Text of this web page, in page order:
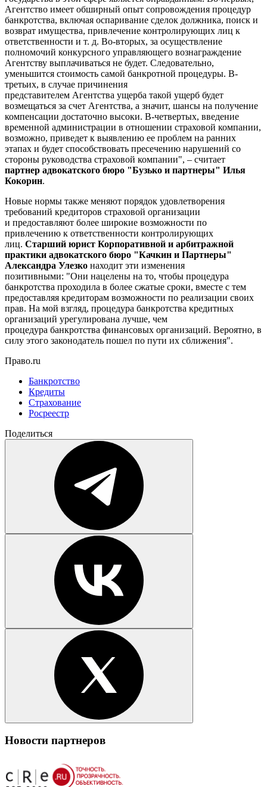
Агентство имеет обширный опыт сопровождения процедур
банкротства, включая оспаривание сделок должника, поиск и
возврат имущества, привлечение контролирующих лиц к
ответственности и т. д. Во-вторых, за осуществление
полномочий конкурсного управляющего вознаграждение
Агентству выплачиваться не будет. Следовательно,
уменьшится стоимость самой банкротной процедуры. В-
третьих, в случае причинения
представителем Агентства ущерба такой ущерб будет
возмещаться за счет Агентства, а значит, шансы на получение
компенсации достаточно высоки. В-четвертых, введение
временной администрации в отношении страховой компании,
возможно, приведет к выявлению ее проблем на ранних
этапах и будет способствовать пресечению нарушений со
стороны руководства страховой компании", – считает
партнер адвокатского бюро "Бузько и партнеры" Илья
Кокорин.
Новые нормы также меняют порядок удовлетворения
требований кредиторов страховой организации
и предоставляют более широкие возможности по
привлечению к ответственности контролирующих
лиц. Старший юрист Корпоративной и арбитражной
практики адвокатского бюро "Качкин и Партнеры"
Александра Улезко находит эти изменения
позитивными: "Они нацелены на то, чтобы процедура
банкротства проходила в более сжатые сроки, вместе с тем
предоставляя кредиторам возможности по реализации своих
прав. На мой взгляд, процедура банкротства кредитных
организаций урегулирована лучше, чем
процедура банкротства финансовых организаций. Вероятно, в
силу этого законодатель пошел по пути их сближения".
Право.ru
Банкротство
Кредиты
Страхование
Росреестр
Поделиться
Новости партнеров